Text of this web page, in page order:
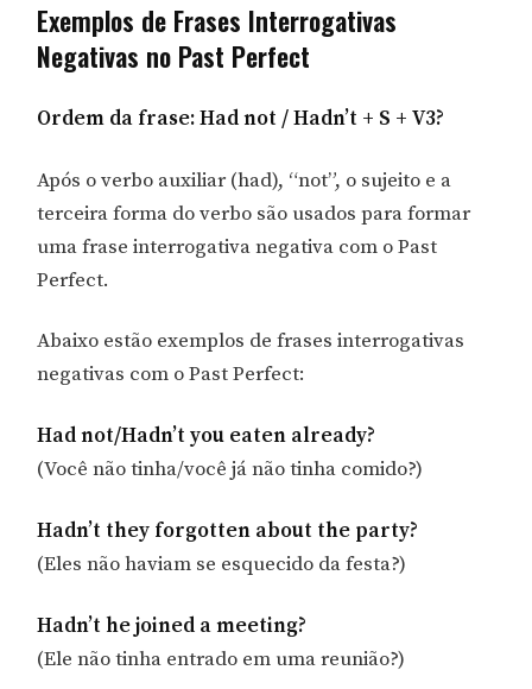
Exemplos de Frases Interrogativas
Negativas no Past Perfect
Ordem da frase: Had not / Hadn’t + S + V3?
Após o verbo auxiliar (had), “not”, o sujeito e a
terceira forma do verbo são usados ​​para formar
uma frase interrogativa negativa com o Past
Perfect.
Abaixo estão exemplos de frases interrogativas
negativas com o Past Perfect:
Had not/Hadn’t you eaten already?
(Você não tinha/você já não tinha comido?)
Hadn’t they forgotten about the party?
(Eles não haviam se esquecido da festa?)
Hadn’t he joined a meeting?
(Ele não tinha entrado em uma reunião?)